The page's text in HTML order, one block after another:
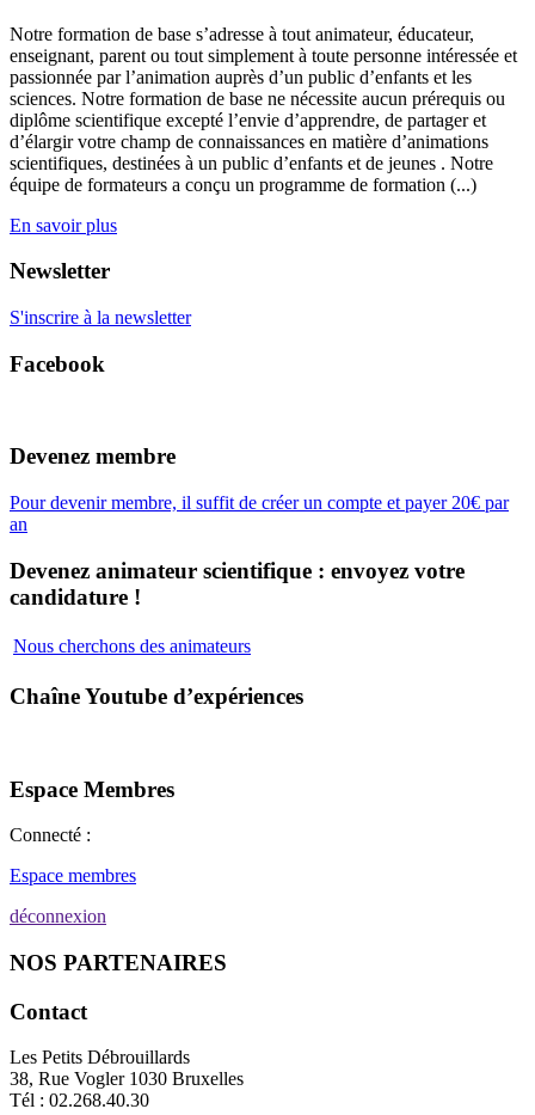
Notre formation de base s’adresse à tout animateur, éducateur,
enseignant, parent ou tout simplement à toute personne intéressée et
passionnée par l’animation auprès d’un public d’enfants et les
sciences. Notre formation de base ne nécessite aucun prérequis ou
diplôme scientifique excepté l’envie d’apprendre, de partager et
d’élargir votre champ de connaissances en matière d’animations
scientifiques, destinées à un public d’enfants et de jeunes . Notre
équipe de formateurs a conçu un programme de formation (...)
En savoir plus
Newsletter
S'inscrire à la newsletter
Facebook
Devenez membre
Pour devenir membre, il suffit de créer un compte et payer 20€ par
an
Devenez animateur scientifique : envoyez votre
candidature !
Nous cherchons des animateurs
Chaîne Youtube d’expériences
Espace Membres
Connecté :
Espace membres
déconnexion
NOS PARTENAIRES
Contact
Les Petits Débrouillards
38, Rue Vogler 1030 Bruxelles
Tél : 02.268.40.30